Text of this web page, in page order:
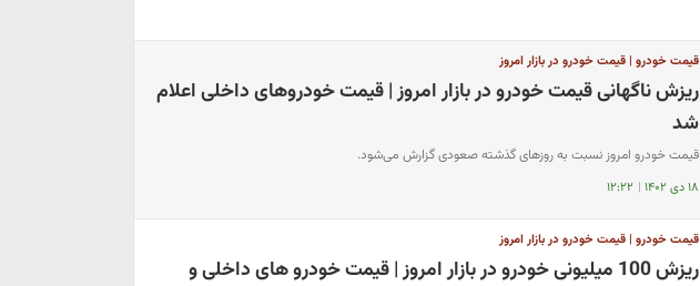
قیمت خودرو | قیمت خودرو در بازار امروز
ریزش ناگهانی قیمت خودرو در بازار امروز | قیمت خودروهای داخلی اعلام
شد
قیمت خودرو امروز نسبت به روزهای گذشته صعودی گزارش می‌شود.
۱۸ دی ۱۴۰۲ | ۱۲:۲۲
قیمت خودرو | قیمت خودرو در بازار امروز
ریزش 100 میلیونی خودرو در بازار امروز | قیمت خودرو های داخلی و